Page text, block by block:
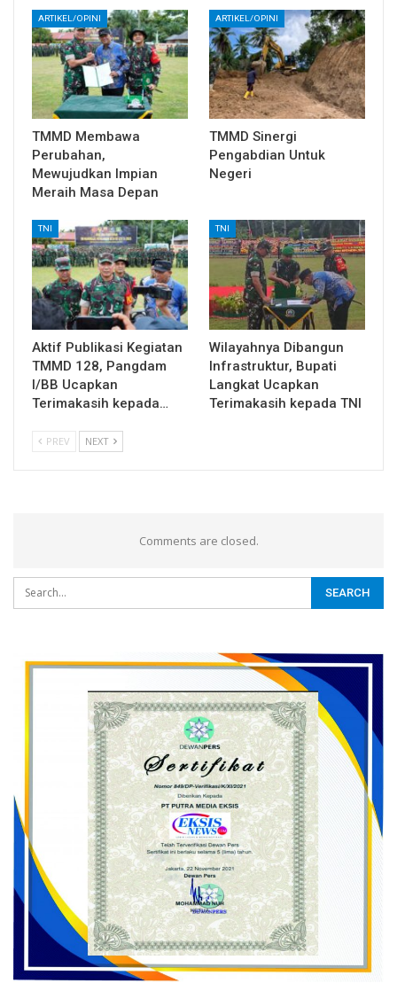
ARTIKEL/OPINI
TMMD Membawa
Perubahan,
Mewujudkan Impian
Meraih Masa Depan
ARTIKEL/OPINI
TMMD Sinergi
Pengabdian Untuk
Negeri
TNI
Aktif Publikasi Kegiatan
TMMD 128, Pangdam
I/BB Ucapkan
Terimakasih kepada…
TNI
Wilayahnya Dibangun
Infrastruktur, Bupati
Langkat Ucapkan
Terimakasih kepada TNI
PREV NEXT
Comments are closed.